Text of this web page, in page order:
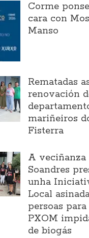
Corme
cara con
Manso
Rematadas
renovación
mariñeiros
Fisterra
A veciñanza
Soandres
unha
Local
persoas
PXOM
de biogás